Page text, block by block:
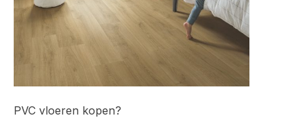
PVC vloeren kopen?